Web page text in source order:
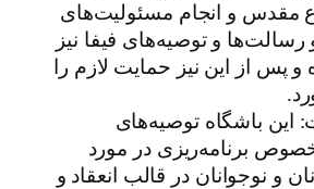
مقدس و انجام مسئولیت‌های
و توصیه‌های فیفا نیز
از این نیز حمایت لازم را
این باشگاه توصیه‌های
برنامه‌ریزی در مورد
و نوجوانان در قالب انعقاد و